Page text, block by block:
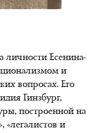
личности Есенина-
и
вопросах. Его
Гинзбург,
построенной на
«легалистов и